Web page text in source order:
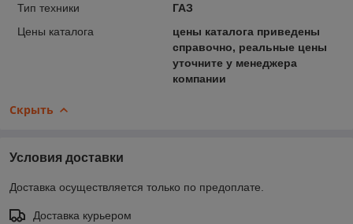
Тип техники
ГАЗ
Цены каталога
цены каталога приведены
справочно, реальные цены
уточните у менеджера
компании
Скрыть
Условия доставки
Доставка осуществляется только по предоплате.
Доставка курьером